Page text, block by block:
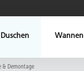
Duschen Wannen
& Demontage